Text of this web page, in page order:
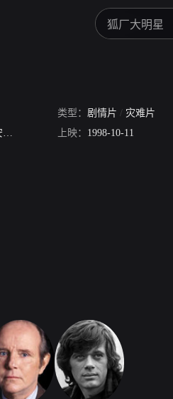
类型： 剧情片 / 灾难片
辛西娅·吉布 迈克尔·莫里亚蒂
上映： 1998-10-11